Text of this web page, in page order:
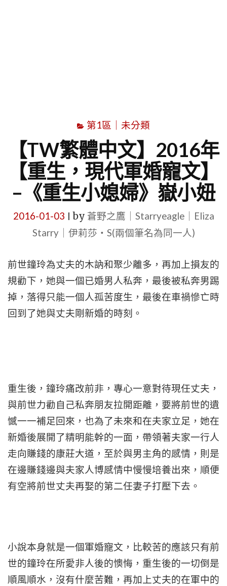
第1區｜未分類
【TW繁體中文】2016年
【重生，現代軍婚寵文】
–《重生小媳婦》嶽小妞
2016-01-03 by 蒼野之鷹｜Starryeagle｜Eliza
Starry｜伊莉莎・S(兩個筆名為同一人)
前世鐘玲為丈夫的木訥和聚少離多，再加上損友的
規勸下，她與一個已婚男人私奔，最後被私奔男踢
掉，落得只能一個人孤苦度生，最後在車禍慘亡時
回到了她與丈夫剛新婚的時刻。
重生後，鐘玲痛改前非，專心一意對待現任丈夫，
與前世力勸自己私奔朋友拉開距離，要將前世的遺
憾一一補足回來，也為了未來和在夫家立足，她在
新婚後展開了精明能幹的一面，帶領著夫家一行人
走向賺錢的康莊大道，至於與男主角的感情，則是
在邊賺錢邊與夫家人博感情中慢慢培養出來，順便
有空將前世丈夫再娶的第二任妻子打壓下去。
小說本身就是一個軍婚寵文，比較苦的應該只有前
世的鐘玲在所愛非人後的懊悔，重生後的一切倒是
順風順水，沒有什麼苦難，再加上丈夫的在軍中的